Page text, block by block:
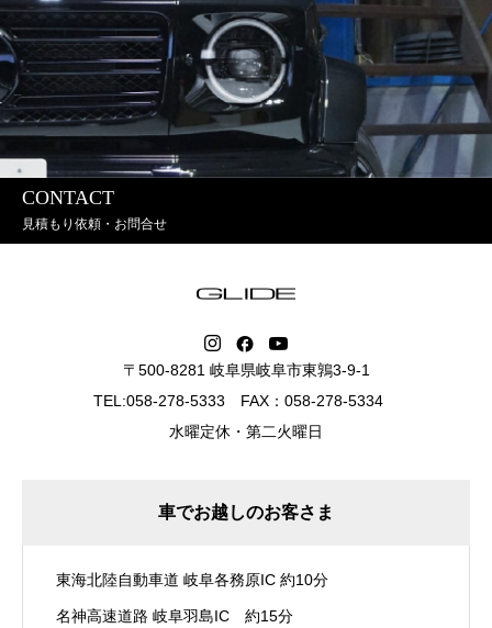
CONTACT
見積もり依頼・お問合せ
〒500-8281 岐阜県岐阜市東鶉3-9-1
TEL:058-278-5333 FAX：058-278-5334
水曜定休・第二火曜日
車でお越しのお客さま
東海北陸自動車道 岐阜各務原IC 約10分
名神高速道路 岐阜羽島IC 約15分